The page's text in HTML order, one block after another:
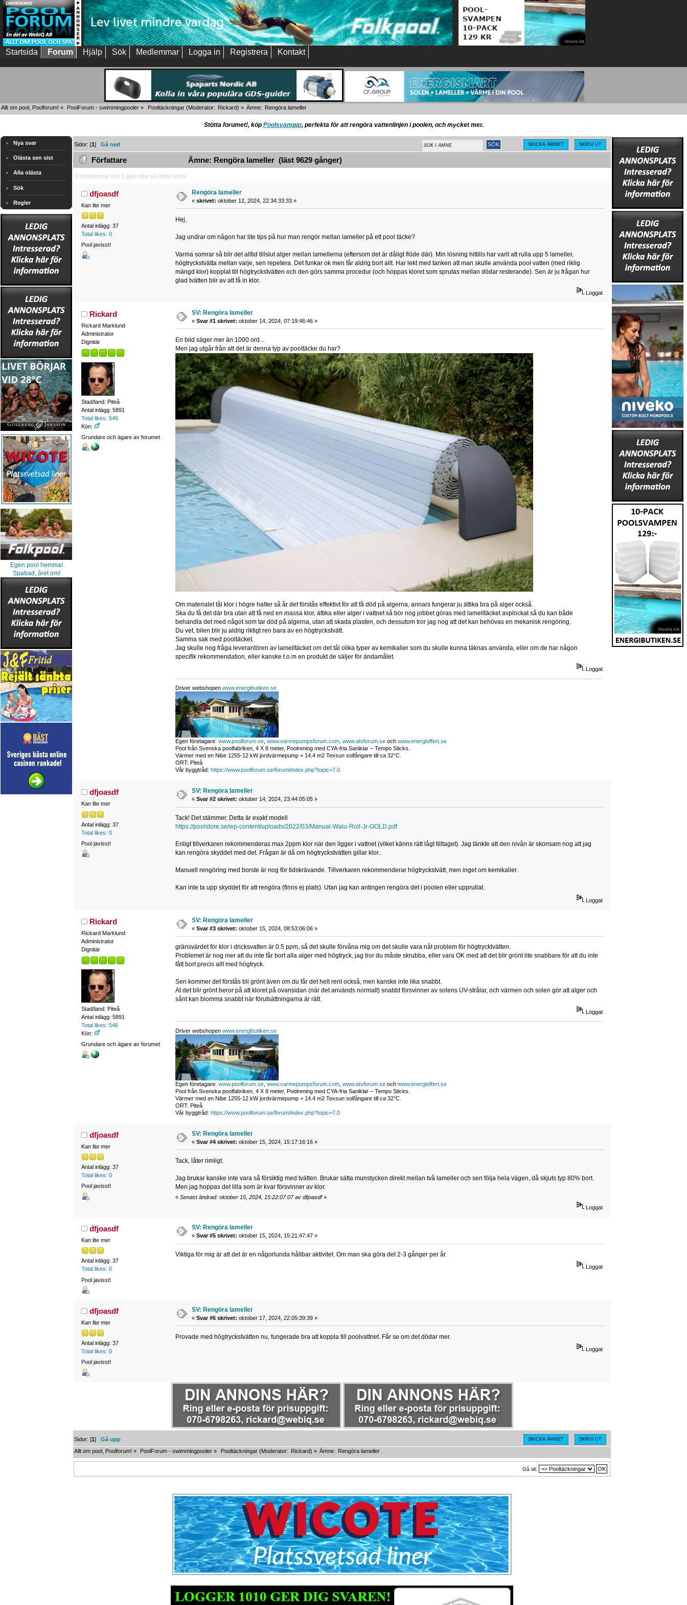
Startsida Forum Hjälp Sök Medlemmar Logga in Registrera Kontakt
Allt om pool, Poolforum! » PoolForum - swimmingpooler » Pooltäckningar(Moderator: Rickard) » Ämne: Rengöra lameller
Stötta forumet!, köp Poolsvampar, perfekta för att rengöra vattenlinjen i poolen, och mycket mer.
Nya svar
Olästa sen sist
Alla olästa
Sök
Regler
Egen pool hemma!
Spabad, året om!
SKICKA ÄMNET SKRIV UT
Sidor: [1]Gå ned
Författare Ämne: Rengöra lameller (läst 9629 gånger)
0 medlemmar och 1 gäst tittar på detta ämne.
dfjoasdf
Kan lite mer
Antal inlägg: 37
Total likes: 0
Pool javisst!
Rengöra lameller
« skrivet: oktober 12, 2024, 22:34:33:33 »
Hej,
Jag undrar om någon har lite tips på hur man rengör mellan lameller på ett pool täcke?
Varma somrar så blir det alltid tillslut alger mellan lamellerna (eftersom det är dåligt flöde där). Min lösning hittills har varit att rulla upp 5 lameller,
högtryckstvätta mellan varje, sen repetera. Det funkar ok men får aldrig bort allt. Har lekt med tanken att man skulle använda pool vatten (med riklig
mängd klor) kopplat till högtryckstvätten och den görs samma procedur (och hoppas kloret som sprutas mellan dödar resterande). Sen är ju frågan hur
glad tvätten blir av att få in klor.
Loggat
Rickard
Rickard Marklund
Administrator
Dignitär
Stad/land: Piteå
Antal inlägg: 5891
Total likes: 546
Kön:
Grundare och ägare av forumet
SV: Rengöra lameller
« Svar #1 skrivet: oktober 14, 2024, 07:19:46:46 »
En bild säger mer än 1000 ord...
Men jag utgår från att det är denna typ av pooltäcke du har?
Om materialet tål klor i högre halter så år det förstås effektivt för att få död på algerna, annars fungerar ju ättika bra på alger också.
Ska du få det där bra utan att få ned en massa klor, ättika eller alger i vattnet så bör nog jobbet göras med lamelltäcket avplockat så du kan både
behandla det med något som tar död på algerna, utan att skada plasten, och dessutom tror jag nog att det kan behövas en mekanisk rengöring.
Du vet, bilen blir ju aldrig riktigt ren bara av en högtryckstvätt.
Samma sak med pooltäcket.
Jag skulle nog fråga leverantören av lamelltäcket om det tål olika typer av kemikalier som du skulle kunna täknas använda, eller om de har någon
specifik rekommendation, eller kanske t.o.m en produkt de säljer för ändamålet.
Loggat
Driver webshopen www.energibutiken.se
Egen företagare: www.poolforum.se, www.varmepumpsforum.com, www.atvforum.seoch www.energioffert.se
Pool från Svenska poolfabriken, 4 X 8 meter, Poolrening med CYA-fria Saniklar – Tempo Sticks.
Värmer med en Nibe 1255-12 kW jordvärmepump + 14.4 m2 Texsun solfångare till ca 32°C.
ORT: Piteå
Vår byggtråd: https://www.poolforum.se/forum/index.php?topic=7.0
dfjoasdf
Kan lite mer
Antal inlägg: 37
Total likes: 0
Pool javisst!
SV: Rengöra lameller
« Svar #2 skrivet: oktober 14, 2024, 23:44:05:05 »
Tack! Det stämmer. Detta är exakt modell
https://poolstore.se/wp-content/uploads/2022/03/Manual-Walu-Roll-Jr-GOLD.pdf
Enligt tillverkaren rekommenderas max 2ppm klor när den ligger i vattnet (vilket känns rätt lågt tilltaget). Jag tänkte att den nivån är skonsam nog att jag
kan rengöra skyddet med det. Frågan är då om högtryckstvätten gillar klor..
Manuell rengöring med borste är nog för tidskrävande. Tillverkaren rekommenderar högtryckstvätt, men inget om kemikalier.
Kan inte ta upp skyddet för att rengöra (finns ej plats). Utan jag kan antingen rengöra det i poolen eller upprullat.
Loggat
Rickard
Rickard Marklund
Administrator
Dignitär
Stad/land: Piteå
Antal inlägg: 5891
Total likes: 546
Kön:
Grundare och ägare av forumet
SV: Rengöra lameller
« Svar #3 skrivet: oktober 15, 2024, 08:53:06:06 »
gränsvärdet för klor i dricksvatten är 0.5 ppm, så det skulle förvåna mig om det skulle vara nåt problem för högtrycktvätten.
Problemet är nog mer att du inte får bort alla alger med högtryck, jag tror du måste skrubba, eller vara OK med att det blir grönt lite snabbare för att du inte
fått bort precis allt med högtryck.
Sen kommer det förstås bli grönt även om du får det helt rent också, men kanske inte lika snabbt.
At det blir grönt beror på att kloret på ovansidan (när det används normalt) snabbt försvinner av solens UV-strålar, och värmen och solen gör att alger och
sånt kan blomma snabbt när förutsättningarna är rätt.
Loggat
Driver webshopen www.energibutiken.se
Egen företagare: www.poolforum.se, www.varmepumpsforum.com, www.atvforum.seoch www.energioffert.se
Pool från Svenska poolfabriken, 4 X 8 meter, Poolrening med CYA-fria Saniklar – Tempo Sticks.
Värmer med en Nibe 1255-12 kW jordvärmepump + 14.4 m2 Texsun solfångare till ca 32°C.
ORT: Piteå
Vår byggtråd: https://www.poolforum.se/forum/index.php?topic=7.0
dfjoasdf
Kan lite mer
Antal inlägg: 37
Total likes: 0
Pool javisst!
SV: Rengöra lameller
« Svar #4 skrivet: oktober 15, 2024, 15:17:16:16 »
Tack, låter rimligt.
Jag brukar kanske inte vara så försiktig med tvätten. Brukar sätta munstycken direkt mellan två lameller och sen följa hela vägen, då skjuts typ 80% bort.
Men jag hoppas det lilla som är kvar försvinner av klor.
« Senast ändrad: oktober 15, 2024, 15:22:07:07 av dfjoasdf»
Loggat
dfjoasdf
Kan lite mer
Antal inlägg: 37
Total likes: 0
Pool javisst!
SV: Rengöra lameller
« Svar #5 skrivet: oktober 15, 2024, 15:21:47:47 »
Viktiga för mig är att det är en någorlunda hållbar aktivitet. Om man ska göra det 2-3 gånger per år.
Loggat
dfjoasdf
Kan lite mer
Antal inlägg: 37
Total likes: 0
Pool javisst!
SV: Rengöra lameller
« Svar #6 skrivet: oktober 17, 2024, 22:05:39:39 »
Provade med högtryckstvätten nu, fungerade bra att koppla till poolvattnet. Får se om det dödar mer.
Loggat
SKICKA ÄMNET SKRIV UT
Sidor: [1]Gå upp
Allt om pool, Poolforum! » PoolForum - swimmingpooler » Pooltäckningar(Moderator: Rickard) » Ämne: Rengöra lameller
Gå till: